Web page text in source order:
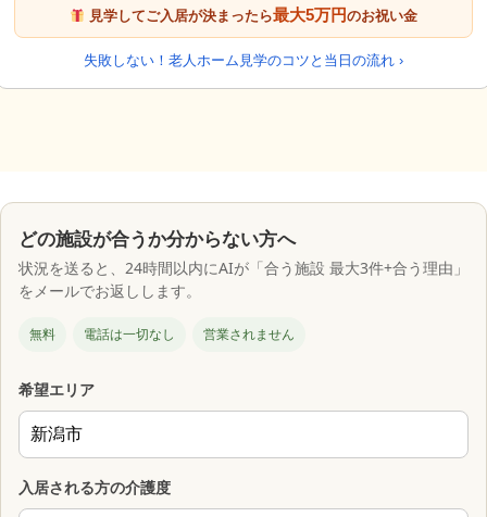
見学してご入居が決まったら最大5万円のお祝い金
失敗しない！老人ホーム見学のコツと当日の流れ ›
どの施設が合うか分からない方へ
状況を送ると、24時間以内にAIが「合う施設 最大3件+合う理由」
をメールでお返しします。
無料 電話は一切なし 営業されません
希望エリア
入居される方の介護度